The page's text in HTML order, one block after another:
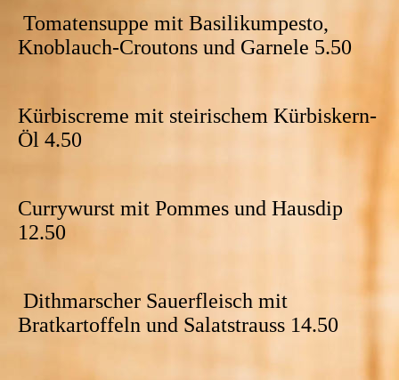
Tomatensuppe mit Basilikumpesto,
Knoblauch-Croutons und Garnele 5.50
Kürbiscreme mit steirischem Kürbiskern-
Öl 4.50
Currywurst mit Pommes und Hausdip
12.50
Dithmarscher Sauerfleisch mit
Bratkartoffeln und Salatstrauss 14.50